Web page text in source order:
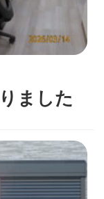
ました